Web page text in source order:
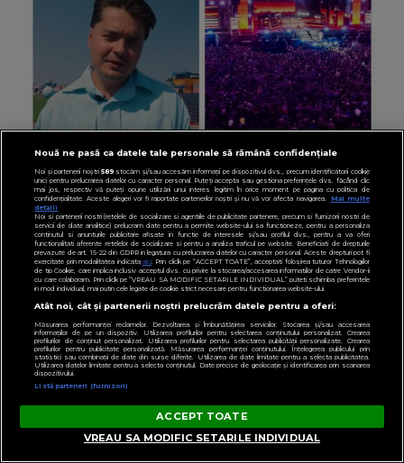
VIDEO Selly, ANUNȚUL MOMENTULUI
despre NIBIRU! Ce se va întâmpla și CINE
SUNT CEI VIZAȚI de această situație: "Îmi e
ciudă că..."
Nouă ne pasă ca datele tale personale să rămână confidențiale
Noi și partenerii noștri589stocăm și/sau accesăm informații pe dispozitivul dvs., precum identificatorii cookie
unici pentru prelucrarea datelor cu caracter personal. Puteți accepta sau gestiona preferințele dvs. făcând clic
mai jos, respectiv vă puteți opune utilizării unui interes legitim în orice moment pe pagina cu politica de
confidențialitate. Aceste alegeri vor fi raportate partenerilor noștri și nu vă vor afecta navigarea.
Mai multe
detalii
Noi si partenerii nostri (retelele de socializare si agentiile de publicitate partenere, precum si furnizorii nostri de
servicii de date analitice) prelucram date pentru a permite website-ului sa functioneze, pentru a personaliza
continutul si anunturile publicitare afisate in functie de interesele si/sau profilul dvs., pentru a va oferi
functionalitati aferente retelelor de socializare si pentru a analiza traficul pe website. Beneficiati de drepturile
prevazute de art. 15-22 din GDPR in legatura cu prelucrarea datelor cu caracter personal. Aceste drepturi pot fi
exercitate prin modalitatea indicataaici. Prin click pe “ACCEPT TOATE”, acceptati folosirea tuturor Tehnologiilor
de tip Cookie, care implica inclusiv acceptul dvs. cu privire la stocarea/accesarea informatiilor de catre Vendor-ii
cu care colaboram. Prin click pe “VREAU SA MODIFIC SETARILE INDIVIDUAL” puteti schimba preferintele
in mod individual, mai putin cele legate de cookie strict necesare pentru functionarea website-ului.
Atât noi, cât și partenerii noștri prelucrăm datele pentru a oferi:
Măsurarea performanței reclamelor. Dezvoltarea și îmbunătățirea serviciilor. Stocarea și/sau accesarea
informațiilor de pe un dispozitiv. Utilizarea profilurilor pentru selectarea conținutului personalizat. Crearea
profilurilor de conținut personalizat. Utilizarea profilurilor pentru selectarea publicității personalizate. Crearea
profilurilor pentru publicitate personalizată. Măsurarea performanței conținutului. Înțelegerea publicului prin
statistici sau combinații de date din surse diferite. Utilizarea de date limitate pentru a selecta publicitatea.
Utilizarea datelor limitate pentru a selecta conținutul. Date precise de geolocație și identificarea prin scanarea
dispozitivului.
Listă parteneri (furnizori)
ACCEPT TOATE
VREAU SA MODIFIC SETARILE INDIVIDUAL